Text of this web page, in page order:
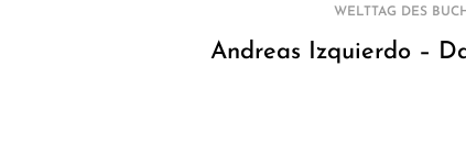
WELTTAG DES
Andreas Izquierdo –